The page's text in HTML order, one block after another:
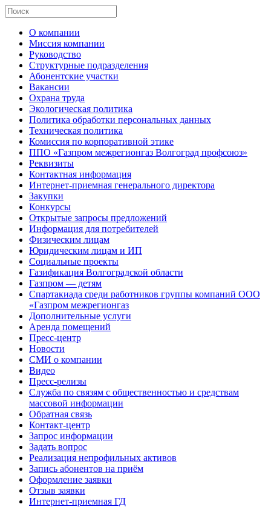
О компании
Миссия компании
Руководство
Структурные подразделения
Абонентские участки
Вакансии
Охрана труда
Экологическая политика
Политика обработки персональных данных
Техническая политика
Комиссия по корпоративной этике
ППО «Газпром межрегионгаз Волгоград профсоюз»
Реквизиты
Контактная информация
Интернет-приемная генерального директора
Закупки
Конкурсы
Открытые запросы предложений
Информация для потребителей
Физическим лицам
Юридическим лицам и ИП
Социальные проекты
Газификация Волгоградской области
Газпром — детям
Спартакиада среди работников группы компаний ООО
«Газпром межрегионгаз
Дополнительные услуги
Аренда помещений
Пресс-центр
Новости
СМИ о компании
Видео
Пресс-релизы
Служба по связям с общественностью и средствам
массовой информации
Обратная связь
Контакт-центр
Запрос информации
Задать вопрос
Реализация непрофильных активов
Запись абонентов на приём
Оформление заявки
Отзыв заявки
Интернет-приемная ГД